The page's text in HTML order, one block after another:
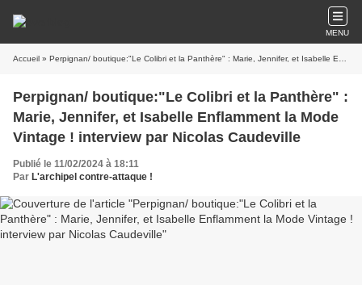
MENU
Accueil » Perpignan/ boutique:"Le Colibri et la Panthère" : Marie, Jennifer, et Isabelle Enflamment la Mode Vintage ! interview par Nicolas Caudeville
Perpignan/ boutique:"Le Colibri et la Panthère" :
Marie, Jennifer, et Isabelle Enflamment la Mode
Vintage ! interview par Nicolas Caudeville
Publié le 11/02/2024 à 18:11
Par L'archipel contre-attaque !